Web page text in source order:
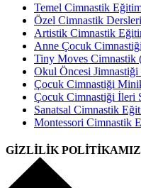
Temel Cimnastik
Özel Cimnastik Dersleri
Artistik Cimnastik
Anne Çocuk
Tiny Moves Cimnastik
Okul Öncesi Jimnastiği
Çocuk Cimnastiği
Çocuk Cimnastiği İleri
Sanatsal Cimnastik
Montessori Cimnastik
GİZLİLİK POLİTİKAMIZ